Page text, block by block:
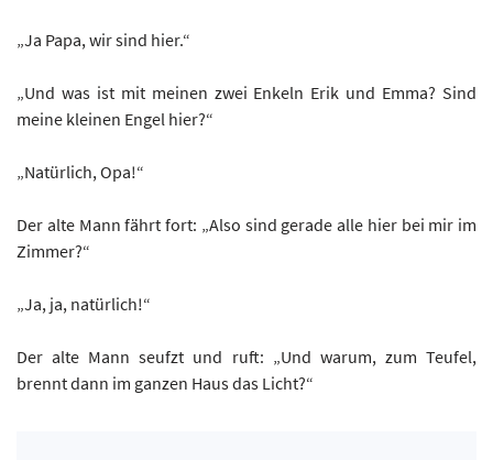
„Ja Papa, wir sind hier.“
„Und was ist mit meinen zwei Enkeln Erik und Emma? Sind
meine kleinen Engel hier?“
„Natürlich, Opa!“
Der alte Mann fährt fort: „Also sind gerade alle hier bei mir im
Zimmer?“
„Ja, ja, natürlich!“
Der alte Mann seufzt und ruft: „Und warum, zum Teufel,
brennt dann im ganzen Haus das Licht?“